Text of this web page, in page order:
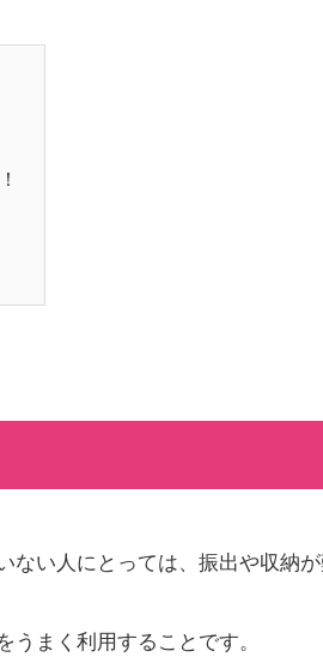
ない人にとっては、振出や収納が
まく利用することです。